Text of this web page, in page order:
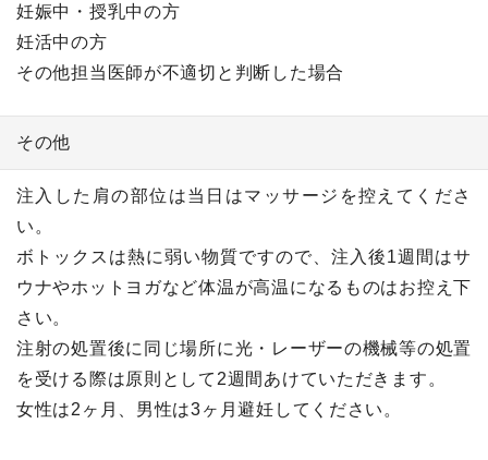
妊娠中・授乳中の方
妊活中の方
その他担当医師が不適切と判断した場合
その他
注入した肩の部位は当日はマッサージを控えてくださ
い。
ボトックスは熱に弱い物質ですので、注入後1週間はサ
ウナやホットヨガなど体温が高温になるものはお控え下
さい。
注射の処置後に同じ場所に光・レーザーの機械等の処置
を受ける際は原則として2週間あけていただきます。
女性は2ヶ月、男性は3ヶ月避妊してください。